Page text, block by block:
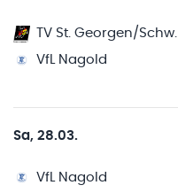
TV St. Georgen/Schw.
VfL Nagold
Sa, 28.03.
VfL Nagold